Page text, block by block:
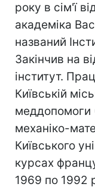
року в сім'ї
академіка
названий
Закінчив на
інститут.
Київській
меддопомоги
механіко-
Київського
курсах
1969 по 1992